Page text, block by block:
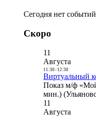
Сегодня нет событий
Скоро
11
Августа
11:30- 12:30
Виртуальный
Показ м/ф
мин.)
11
Августа